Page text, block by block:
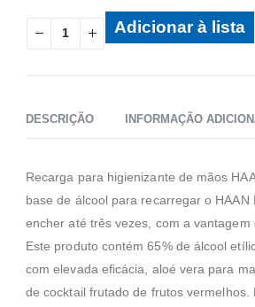
Adicionar à lista
DESCRIÇÃO INFORMAÇÃO
Recarga para higienizante de mãos
base de álcool para recarregar o
encher até três vezes, com a
Este produto contém 65% de álcool
com elevada eficácia, aloé vera para
de cocktail frutado de frutos vermelhos.